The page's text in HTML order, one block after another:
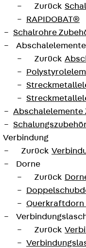
Zurück
RAPIDOBAT®
Schalrohre
Zurück
Abschalelemente
Verbindung
Zurück
Dorne
Zurück
Querkraftdorn
Zurück